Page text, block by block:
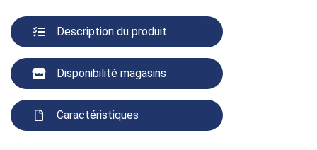
Description du produit
Disponibilité magasins
Caractéristiques